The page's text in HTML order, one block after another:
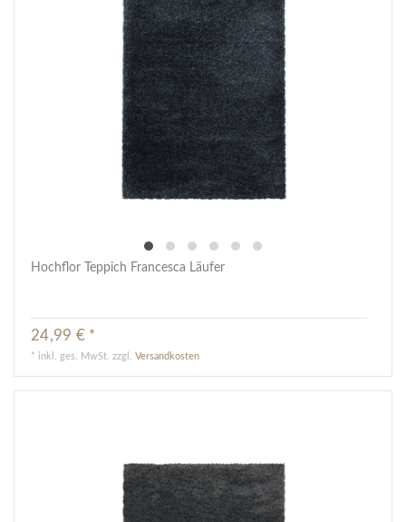
Hochflor Teppich Francesca Läufer
24,99 € *
* inkl. ges. MwSt. zzgl.Versandkosten